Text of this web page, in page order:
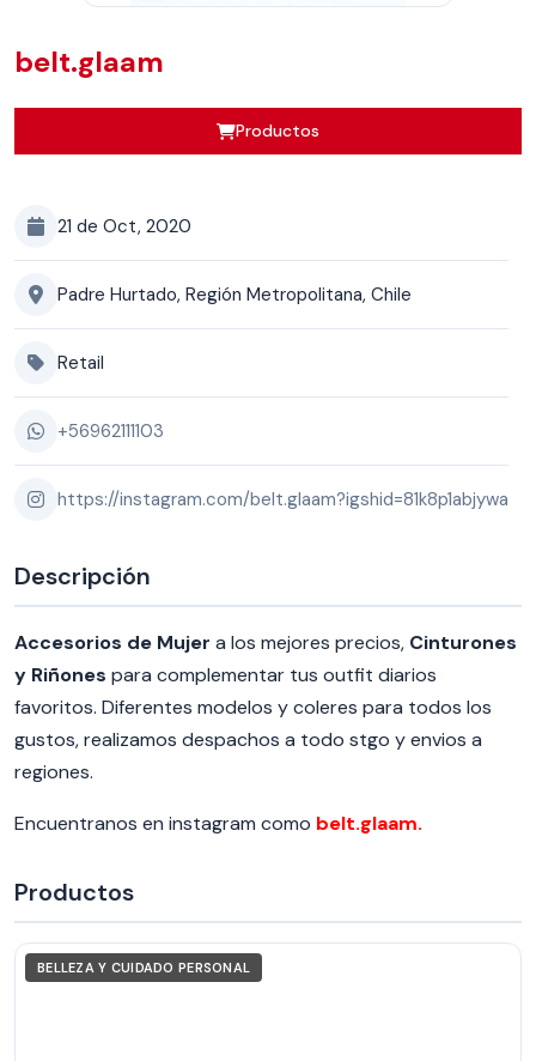
belt.glaam
Productos
21 de Oct, 2020
Padre Hurtado, Región Metropolitana, Chile
Retail
+56962111103
https://instagram.com/belt.glaam?igshid=81k8p1abjywa
Descripción
Accesorios de Mujer a los mejores precios, Cinturones
y Riñones para complementar tus outfit diarios
favoritos. Diferentes modelos y coleres para todos los
gustos, realizamos despachos a todo stgo y envios a
regiones.
Encuentranos en instagram como belt.glaam.
Productos
BELLEZA Y CUIDADO PERSONAL